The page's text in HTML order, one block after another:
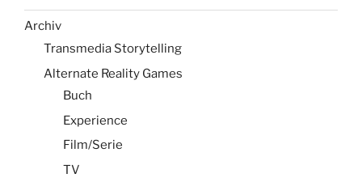
Archiv
Transmedia Storytelling
Alternate Reality Games
Buch
Experience
Film/Serie
TV